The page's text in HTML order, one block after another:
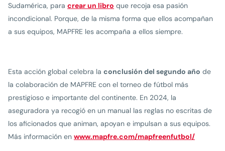
Sudamérica, para crear un libro que recoja esa pasión
incondicional. Porque, de la misma forma que ellos acompañan
a sus equipos, MAPFRE les acompaña a ellos siempre.
Esta acción global celebra la conclusión del segundo año de
la colaboración de MAPFRE con el torneo de fútbol más
prestigioso e importante del continente. En 2024, la
aseguradora ya recogió en un manual las reglas no escritas de
los aficionados que animan, apoyan e impulsan a sus equipos.
Más información en www.mapfre.com/mapfreenfutbol/